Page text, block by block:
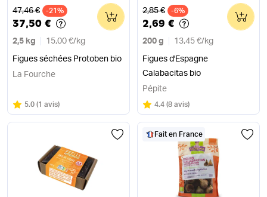
Ancien prix
47,46 € -21%
37,50 €
2,5 kg 15,00 €/ kg
Figues séchées Protoben bio
0
La Fourche
Note
5.0 sur 5
(1 avis)
Ancien prix
2,85 € -6%
2,69 €
200 g 13,45 €/ kg
Figues d'Espagne
Calabacitas bio
0
Pépite
Note
4.4 sur 5
(8 avis)
Fait en France